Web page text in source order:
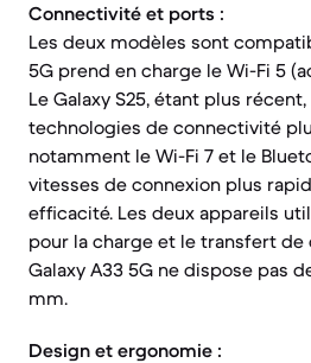
Connectivité et ports :
Les deux modèles sont
5G prend en charge le Wi-Fi 5
Le Galaxy S25, étant plus
technologies de connectivité
notamment le Wi-Fi 7 et le
vitesses de connexion plus
efficacité. Les deux appareils
pour la charge et le transfert de
Galaxy A33 5G ne dispose pas
mm.
Design et ergonomie :